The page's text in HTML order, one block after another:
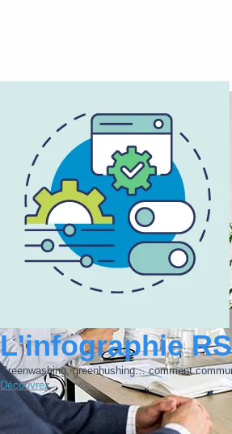
L'infographie
Greenwashing, greenhushing… comment
Découvrez